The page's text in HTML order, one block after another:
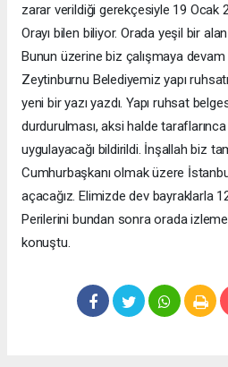
zarar verildiği gerekçesiyle 19 Ocak
Orayı bilen biliyor. Orada yeşil bir
Bunun üzerine biz çalışmaya
Zeytinburnu Belediyemiz yapı
yeni bir yazı yazdı. Yapı ruhsat
durdurulması, aksi halde
uygulayacağı bildirildi. İnşallah biz
Cumhurbaşkanı olmak üzere
açacağız. Elimizde dev bayraklarla
Perilerini bundan sonra orada
konuştu.